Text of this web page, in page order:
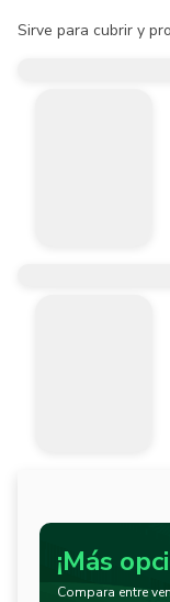
Sirve para cubrir y
¡Más
Compara entre